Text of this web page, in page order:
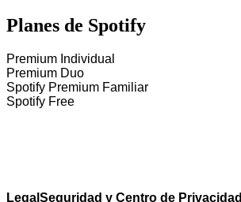
Planes de Spotify
Premium Individual
Premium Duo
Spotify Premium Familiar
Spotify Free
Legal Seguridad y Centro de Privacidad